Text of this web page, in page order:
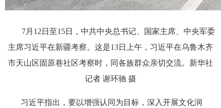
7月12日至15日，中共中央总书记、国家主席、中央军委
主席习近平在新疆考察。这是13日上午，习近平在乌鲁木齐
市天山区固原巷社区考察时，同各族群众亲切交流。新华社
记者 谢环驰 摄
习近平指出，要以增强认同为目标，深入开展文化润